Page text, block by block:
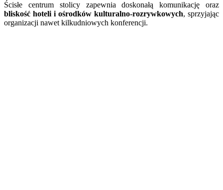
Ścisłe centrum stolicy zapewnia doskonałą komunikację oraz
bliskość hoteli i ośrodków kulturalno-rozrywkowych, sprzyjając
organizacji nawet kilkudniowych konferencji.